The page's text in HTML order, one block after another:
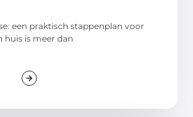
een praktisch stappenplan voor
huis is meer dan